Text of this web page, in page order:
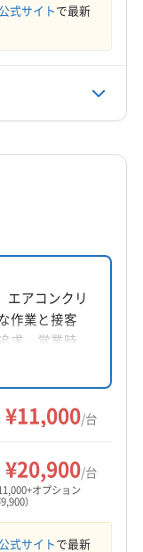
公式サイトで最新
町
町
町
川村
高萩市
エアコンクリ
作業と接客
求。営業時
談可能で
台割引やオプ
休で対応し
¥11,000/台
¥20,900/台
オプション
）
公式サイトで最新